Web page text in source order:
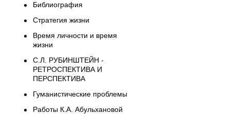
Библиография
Стратегия жизни
Время личности и время
жизни
С.Л. РУБИНШТЕЙН -
РЕТРОСПЕКТИВА И
ПЕРСПЕКТИВА
Гуманистические проблемы
Работы К.А. Абульхановой